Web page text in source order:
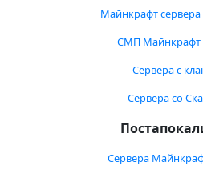
Майнкрафт
СМП Майнкрафт
Сервера с
Сервера со
Сервера